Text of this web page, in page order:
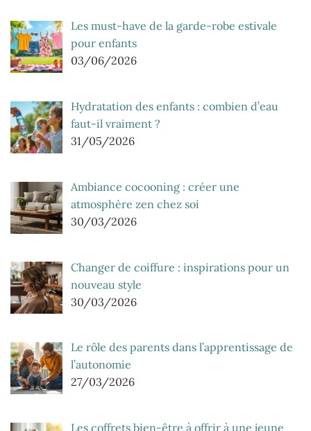
Les must-have de la garde-robe estivale
pour enfants
03/06/2026
Hydratation des enfants : combien d’eau
faut-il vraiment ?
31/05/2026
Ambiance cocooning : créer une
atmosphère zen chez soi
30/03/2026
Changer de coiffure : inspirations pour un
nouveau style
30/03/2026
Le rôle des parents dans l’apprentissage de
l’autonomie
27/03/2026
Les coffrets bien-être à offrir à une jeune